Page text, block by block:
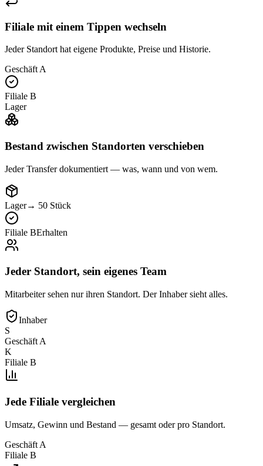
Filiale mit einem Tippen wechseln
Jeder Standort hat eigene Produkte, Preise und Historie.
Geschäft A
Filiale B
Lager
Bestand zwischen Standorten verschieben
Jeder Transfer dokumentiert — was, wann und von wem.
Lager→ 50 Stück
Filiale BErhalten
Jeder Standort, sein eigenes Team
Mitarbeiter sehen nur ihren Standort. Der Inhaber sieht alles.
Inhaber
S
Geschäft A
K
Filiale B
Jede Filiale vergleichen
Umsatz, Gewinn und Bestand — gesamt oder pro Standort.
Geschäft A
Filiale B